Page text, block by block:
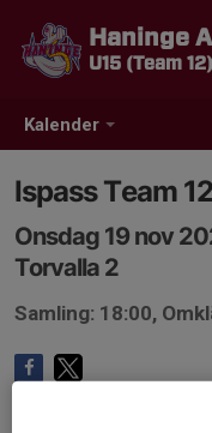
Kalender
Haninge
U15 (Team 12)
Ispass Team 12
Onsdag 19 nov
Torvalla 2
Samling: 18:00,